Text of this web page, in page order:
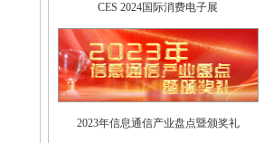
CES 2024国际消费电子展
2023年信息通信产业盘点暨颁奖礼